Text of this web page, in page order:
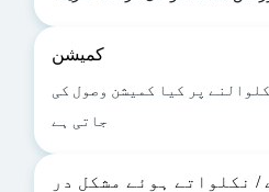
کمیشن
پر کیا کمیشن وصول کی
جاتی ہے
/ نکلواتے ہوئے مشکل در